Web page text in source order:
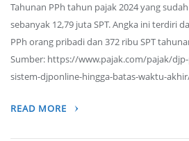
Tahunan PPh tahun pajak 2024 yang
sebanyak 12,79 juta SPT. Angka ini terdiri
PPh orang pribadi dan 372 ribu SPT
Sumber: https://www.pajak.com/pajak/
sistem-djponline-hingga-batas-waktu-
READ MORE